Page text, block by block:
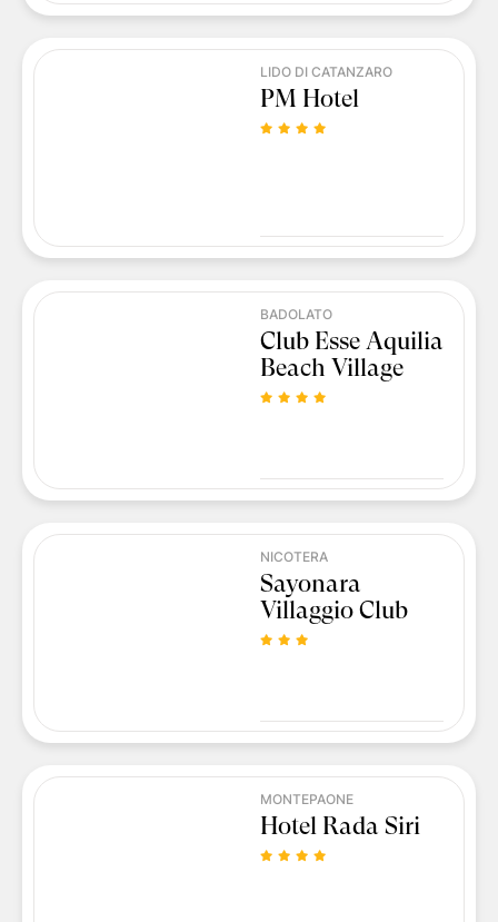
LIDO DI CATANZARO
PM Hotel
BADOLATO
Club Esse Aquilia
Beach Village
NICOTERA
Sayonara
Villaggio Club
MONTEPAONE
Hotel Rada Siri